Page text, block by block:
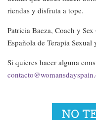
riendas y disfruta a tope.
Patricia Baeza, Coach y
Española de Terapia Sexual
Si quieres hacer alguna
NO